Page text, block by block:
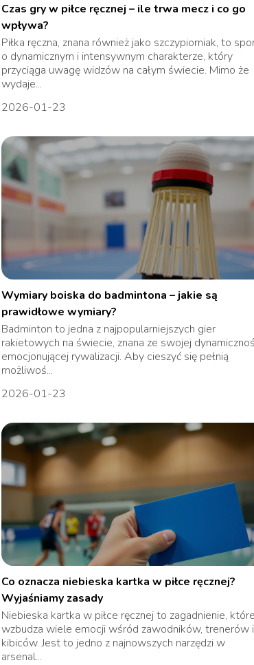
Czas gry w piłce ręcznej – ile trwa mecz i co go
wpływa?
Piłka ręczna, znana również jako szczypiorniak, to
o dynamicznym i intensywnym charakterze, który
przyciąga uwagę widzów na całym świecie. Mimo że
wydaje...
2026-01-23
Wymiary boiska do badmintona – jakie są
prawidłowe wymiary?
Badminton to jedna z najpopularniejszych gier
rakietowych na świecie, znana ze swojej
emocjonującej rywalizacji. Aby cieszyć się pełnią
możliwoś...
2026-01-23
Co oznacza niebieska kartka w piłce ręcznej?
Wyjaśniamy zasady
Niebieska kartka w piłce ręcznej to zagadnienie,
wzbudza wiele emocji wśród zawodników, trenerów i
kibiców. Jest to jedno z najnowszych narzędzi w
arsenal...